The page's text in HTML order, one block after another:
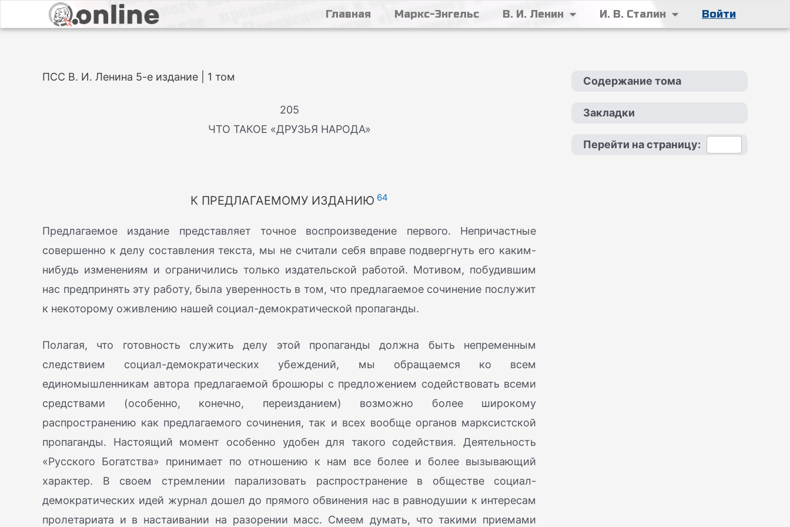
Главная Маркс-Энгельс В. И. Ленин И. В. Сталин Войти
ПСС В. И. Ленина 5-е издание | 1 том
205
ЧТО ТАКОЕ «ДРУЗЬЯ НАРОДА»
К ПРЕДЛАГАЕМОМУ ИЗДАНИЮ 64
Предлагаемое издание представляет точное воспроизведение первого. Непричастные
совершенно к делу составления текста, мы не считали себя вправе подвергнуть его каким-
нибудь изменениям и ограничились только издательской работой. Мотивом, побудившим
нас предпринять эту работу, была уверенность в том, что предлагаемое сочинение послужит
к некоторому оживлению нашей социал-демократической пропаганды.
Полагая, что готовность служить делу этой пропаганды должна быть непременным
следствием социал-демократических убеждений, мы обращаемся ко всем
единомышленникам автора предлагаемой брошюры с предложением содействовать всеми
средствами (особенно, конечно, переизданием) возможно более широкому
распространению как предлагаемого сочинения, так и всех вообще органов марксистской
пропаганды. Настоящий момент особенно удобен для такого содействия. Деятельность
«Русского Богатства» принимает по отношению к нам все более и более вызывающий
характер. В своем стремлении парализовать распространение в обществе социал-
демократических идей журнал дошел до прямого обвинения нас в равнодушии к интересам
пролетариата и в настаивании на разорении масс. Смеем думать, что такими приемами
Содержание тома
Закладки
Перейти на страницу: